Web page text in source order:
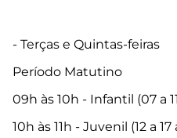
- Terças e Quintas-feiras
Período Matutino
09h às 10h - Infantil (07 a
10h às 11h - Juvenil (12 a 17